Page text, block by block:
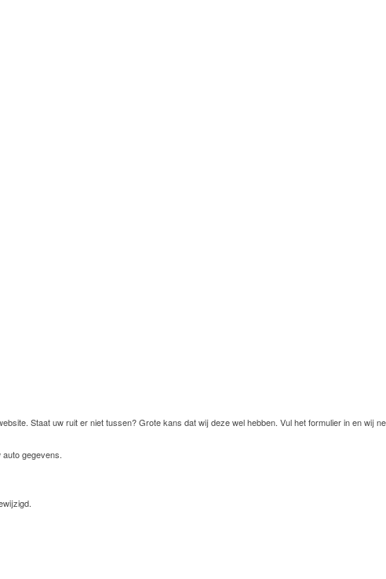
Staat uw ruit er niet tussen? Grote kans dat wij deze wel hebben. Vul het formulier in en wij
gegevens.